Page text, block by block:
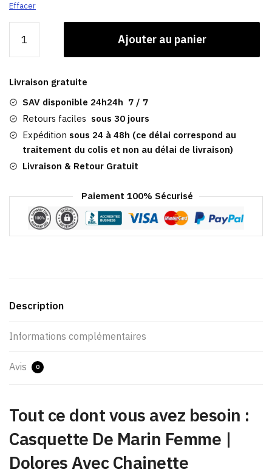
Effacer
Casquette
Marin
Femme​
|
Dolores
Avec
Chainette
Ajouter au panier
Livraison gratuite
SAV disponible 24h24h 7 / 7
Retours faciles sous 30 jours
Expédition sous 24 à 48h (ce délai correspond au
traitement du colis et non au délai de livraison)
Livraison & Retour Gratuit
Paiement 100% Sécurisé
Description
Informations complémentaires
Avis 0
Tout ce dont vous avez besoin :
Casquette De Marin Femme​ |
Dolores Avec Chainette